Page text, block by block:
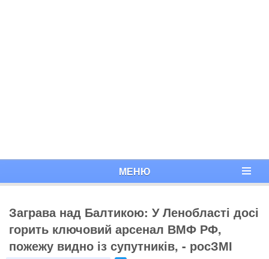
МЕНЮ
Заграва над Балтикою: У Ленобласті досі
горить ключовий арсенал ВМФ РФ,
пожежу видно із супутників, - росЗМІ